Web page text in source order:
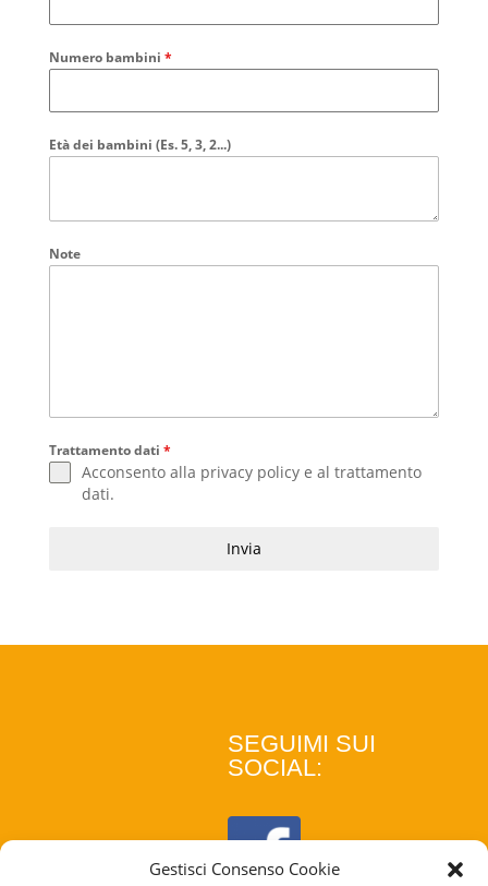
Gestisci Consenso Cookie
Numero bambini *
Età dei bambini (Es. 5, 3, 2...)
Note
Trattamento dati *
Acconsento alla privacy policye al trattamento
dati.
Invia
SEGUIMI SUI
SOCIAL: